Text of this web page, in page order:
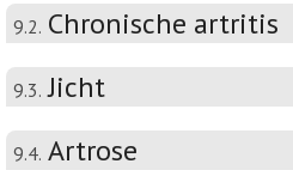
9.2. Chronische artritis
9.3. Jicht
9.4. Artrose